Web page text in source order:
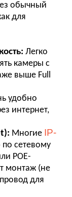
обычный
для
Легко
камеры с
выше Full
удобно
интернет,
Многие IP-
сетевому
POE-
монтаж (не
для